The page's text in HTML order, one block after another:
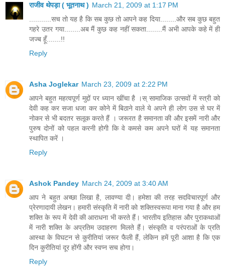
राजीव थेपड़ा ( भूतनाथ ) March 21, 2009 at 1:17 PM
...........सच तो यह है कि सब कुछ तो आपने कह दिया........और सब कुछ बहुत
गहरे उतर गया........अब मैं कुछ कह नहीं सकता........मैं अभी आपके कहे में ही
जज्ब हूँ.......!!
Reply
Asha Joglekar March 23, 2009 at 2:22 PM
आपने बहुत महत्वपूर्ण मुद्दों पर ध्यान खींचा है ।स् सामाजिक उत्सवों में स्त्री को
देवी कह कर सजा धजा कर कोने में बिठाने वाले ये अपने ही लोग उस से घर में
नोकर से भी बदतर सलूक करते हैं । जरूरत है समानता की और इसमें नारी और
पुरुष दोनों को पहल करनी होगी कि वे कमसे कम अपने घरों में यह समानता
स्थापित करें ।
Reply
Ashok Pandey March 24, 2009 at 3:40 AM
आप ने बहुत अच्‍छा लिखा है, लावण्‍या दी। हमेशा की तरह सदविचारपूर्ण और
प्रेरणादायी लेखन। हमारी संस्‍कृति में नारी को शक्तिस्‍वरूपा माना गया है और हम
शक्ति के रूप में देवी की आराधना भी करते हैं। भारतीय इतिहास और पुराकथाओं
में नारी शक्ति के अप्रतिम उदाहरण मिलते हैं। संस्‍कृति व परंपराओं के प्रति
आस्‍था के विघटन से कुरीतियां जरूर फैली हैं, लेकिन हमें पूरी आशा है कि एक
दिन कुरीतियां दूर होंगी और स्‍वप्‍न सच होगा।
Reply